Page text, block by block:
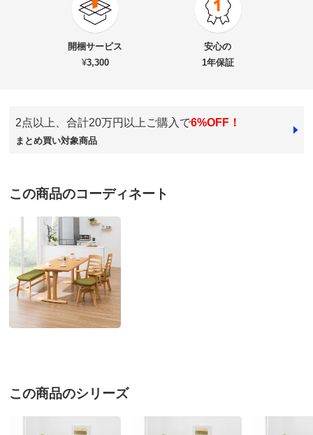
900-6288-12
角丸優しいテーブルダイニングシリーズ ベンチ 幅142
奥行40高さ43cm
価格 ¥31,000 税込 ¥28,182 税抜
送料・送料種
基本配送料：¥
組み立て 組立て時間の目安：
大人2人で20分以内
いただいております。
※家具レンタル「flect」をご利用の場合、返却は中途解
約として承ります。
※有料組み立てサービスは対象外です。
梱包サイズ
個口数…1
＜個口1＞幅144×奥行42×高さ20cm 重さ24.0kg
＜作業代金の目安＞
手吊り 20,000円～
開梱サービス
¥3,300
安心の
1年保証
2点以上、合計20万円以上ご購入で6%OFF！
まとめ買い対象商品
この商品のコーディネート
この商品のシリーズ